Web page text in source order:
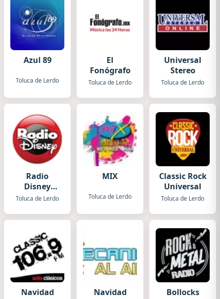
Azul 89
Toluca de Lerdo
El
Fonógrafo
Toluca de Lerdo
Universal
Stereo
Toluca de Lerdo
Radio
Disney
Toluca
Toluca de Lerdo
MIX
Toluca de Lerdo
Classic Rock
Universal
Toluca de Lerdo
Navidad
Navidad
Bollocks